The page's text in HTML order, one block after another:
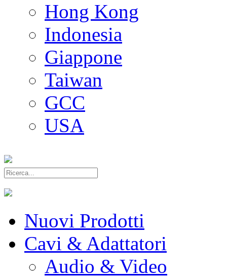
Hong Kong
Indonesia
Giappone
Taiwan
GCC
USA
Nuovi Prodotti
Cavi & Adattatori
Audio & Video